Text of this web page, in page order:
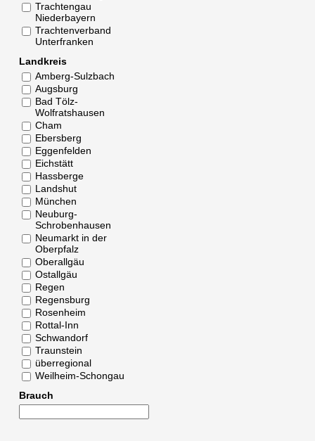
Trachtengau
Niederbayern
Trachtenverband
Unterfranken
Landkreis
Amberg-Sulzbach
Augsburg
Bad Tölz-
Wolfratshausen
Cham
Ebersberg
Eggenfelden
Eichstätt
Hassberge
Landshut
München
Neuburg-
Schrobenhausen
Neumarkt in der
Oberpfalz
Oberallgäu
Ostallgäu
Regen
Regensburg
Rosenheim
Rottal-Inn
Schwandorf
Traunstein
überregional
Weilheim-Schongau
Brauch